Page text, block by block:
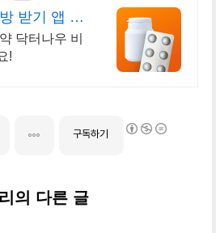
받기 앱 다
!닥터나우 비
!
구독하기
의 다른 글